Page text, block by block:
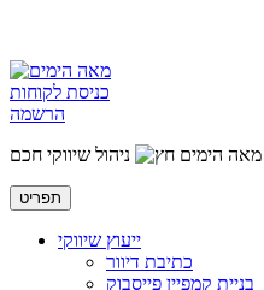
כניסת לקוחות
הרשמה
מאה הימים
ניהול שיווקי חכם
תפריט
ייעוץ שיווקי
כתיבת דיוור
בניית קמפיין פייסבוק